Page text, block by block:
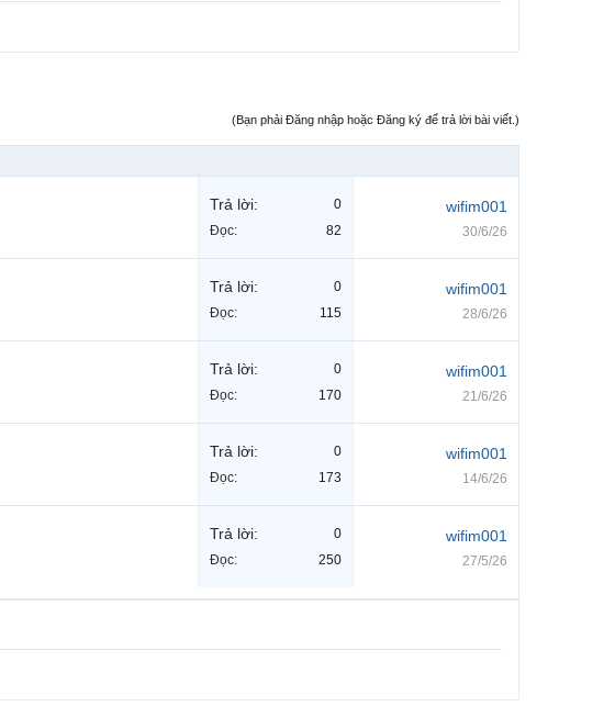
(Bạn phải Đăng nhập hoặc Đăng ký để trả lời bài viết.)
Trả lời:
0
Đọc:
82
wifim001
30/6/26
Trả lời:
0
Đọc:
115
wifim001
28/6/26
Trả lời:
0
Đọc:
170
wifim001
21/6/26
Trả lời:
0
Đọc:
173
wifim001
14/6/26
Trả lời:
0
Đọc:
250
wifim001
27/5/26